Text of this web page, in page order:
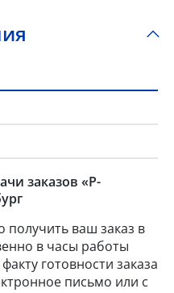
заказов «Р-
получить ваш заказ в
в часы работы
готовности заказа
письмо или с